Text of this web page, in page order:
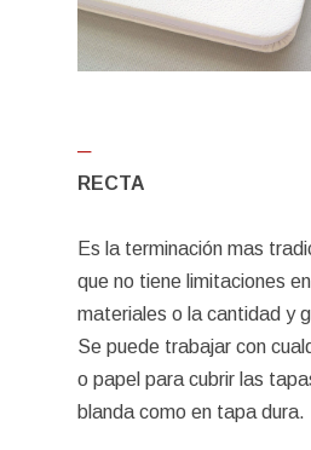
─
RECTA
Es la terminación mas
que no tiene limitaciones
materiales o la cantidad y
Se puede trabajar con
o papel para cubrir las
blanda como en tapa dura.